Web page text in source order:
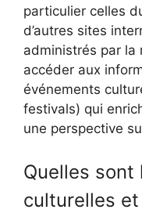
particulier celles
d’autres sites
administrés par la
accéder aux
événements
festivals) qui
une perspective
Quelles
culturelles